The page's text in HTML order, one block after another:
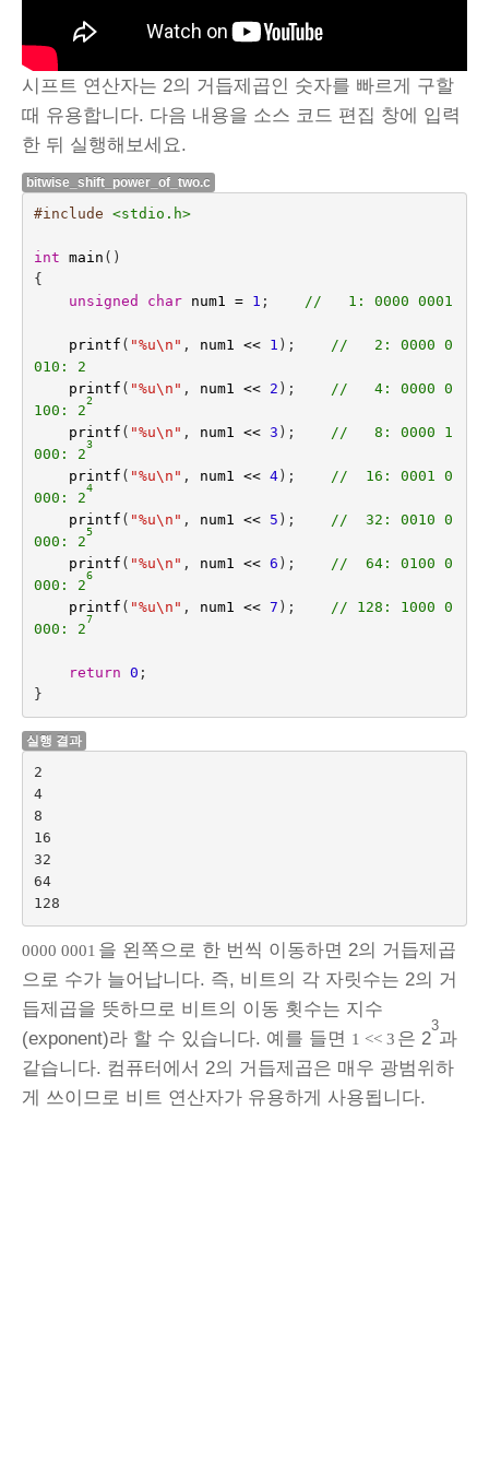
시프트 연산자는 2의 거듭제곱인 숫자를 빠르게 구할
때 유용합니다. 다음 내용을 소스 코드 편집 창에 입력
한 뒤 실행해보세요.
bitwise_shift_power_of_two.c
#include <stdio.h>
int main ()
{
unsigned
char num1 = 1 ; //   1: 0000 0001
printf ( "%u\n " , num1 << 1 ); //   2: 0000 0
010: 2
printf ( "%u\n " , num1 << 2 );
//   4: 0000 0
100: 2
2
printf ( "%u\n " , num1 << 3 );
//   8: 0000 1
000: 2
3
printf ( "%u\n " , num1 << 4);
//  16: 0001 0
000: 2
4
printf ( "%u\n " , num1 << 5 );
//  32: 0010 0
000: 2
5
printf ( "%u\n " , num1 << 6 );
//  64: 0100 0
000: 2
6
printf ( "%u\n " , num1 << 7 );
// 128: 1000 0
000: 2
7
return 0 ;
}
실행 결과
2
4
8
16
32
64
0000 0001 을 왼쪽으로 한 번씩 이동하면 2의 거듭제곱
으로 수가 늘어납니다. 즉, 비트의 각 자릿수는 2의 거
듭제곱을 뜻하므로 비트의 이동 횟수는 지수
(exponent)라 할 수 있습니다. 예를 들면 1 << 3 은 2
3
과
같습니다. 컴퓨터에서 2의 거듭제곱은 매우 광범위하
게 쓰이므로 비트 연산자가 유용하게 사용됩니다.